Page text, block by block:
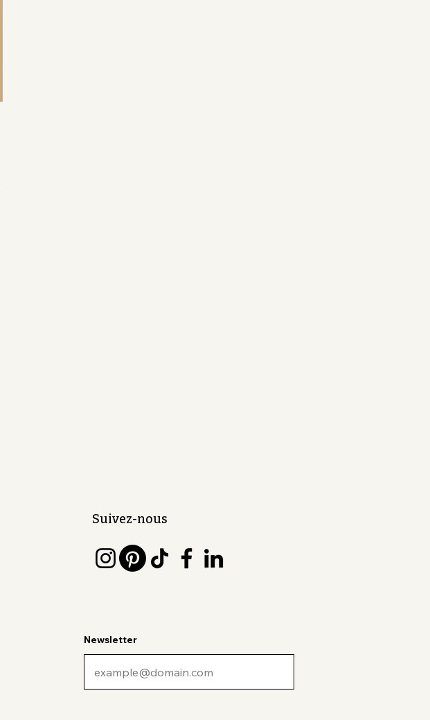
Suivez-nous
Newsletter